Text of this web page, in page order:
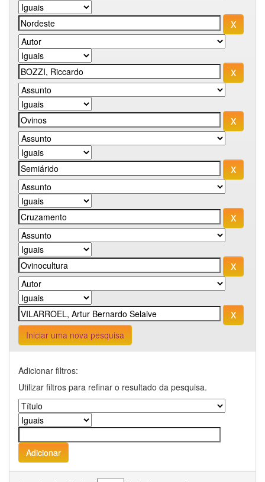
Iniciar uma nova pesquisa
Adicionar filtros:
Utilizar filtros para refinar o resultado da pesquisa.